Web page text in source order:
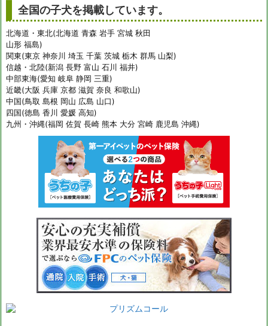
全国の子犬を掲載しています。
北海道・東北(北海道 青森 岩手 宮城 秋田
山形 福島)
関東(東京 神奈川 埼玉 千葉 茨城 栃木 群馬 山梨)
信越・北陸(新潟 長野 富山 石川 福井)
中部東海(愛知 岐阜 静岡 三重)
近畿(大阪 兵庫 京都 滋賀 奈良 和歌山)
中国(鳥取 島根 岡山 広島 山口)
四国(徳島 香川 愛媛 高知)
九州・沖縄(福岡 佐賀 長崎 熊本 大分 宮崎 鹿児島 沖縄)